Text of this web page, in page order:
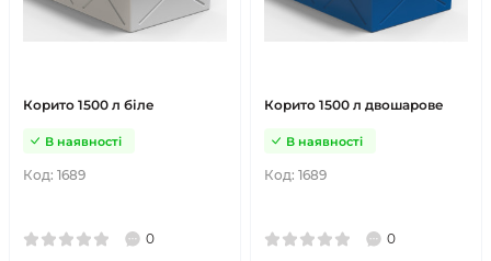
Корито 1500 л біле
Код: 1689
В наявності
0
Корито 1500 л двошарове
Код: 1689
В наявності
0